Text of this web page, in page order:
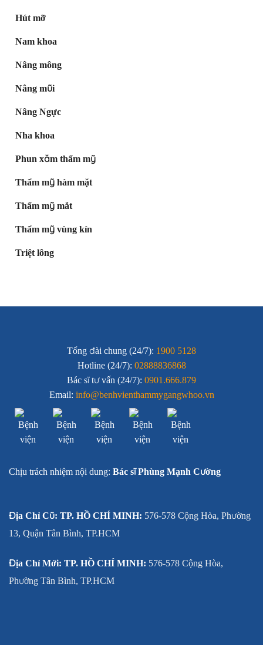
Hút mỡ
Nam khoa
Nâng mông
Nâng mũi
Nâng Ngực
Nha khoa
Phun xăm thẩm mỹ
Thẩm mỹ hàm mặt
Thẩm mỹ mắt
Thẩm mỹ vùng kín
Triệt lông
Tổng đài chung (24/7): 1900 5128
Hotline (24/7): 02888836868
Bác sĩ tư vấn (24/7): 0901.666.879
Email: info@benhvienthammygangwhoo.vn
Chịu trách nhiệm nội dung: Bác sĩ Phùng Mạnh Cường
Địa Chỉ Cũ: TP. HỒ CHÍ MINH: 576-578 Cộng Hòa, Phường
13, Quận Tân Bình, TP.HCM
Địa Chỉ Mới: TP. HỒ CHÍ MINH: 576-578 Cộng Hòa,
Phường Tân Bình, TP.HCM